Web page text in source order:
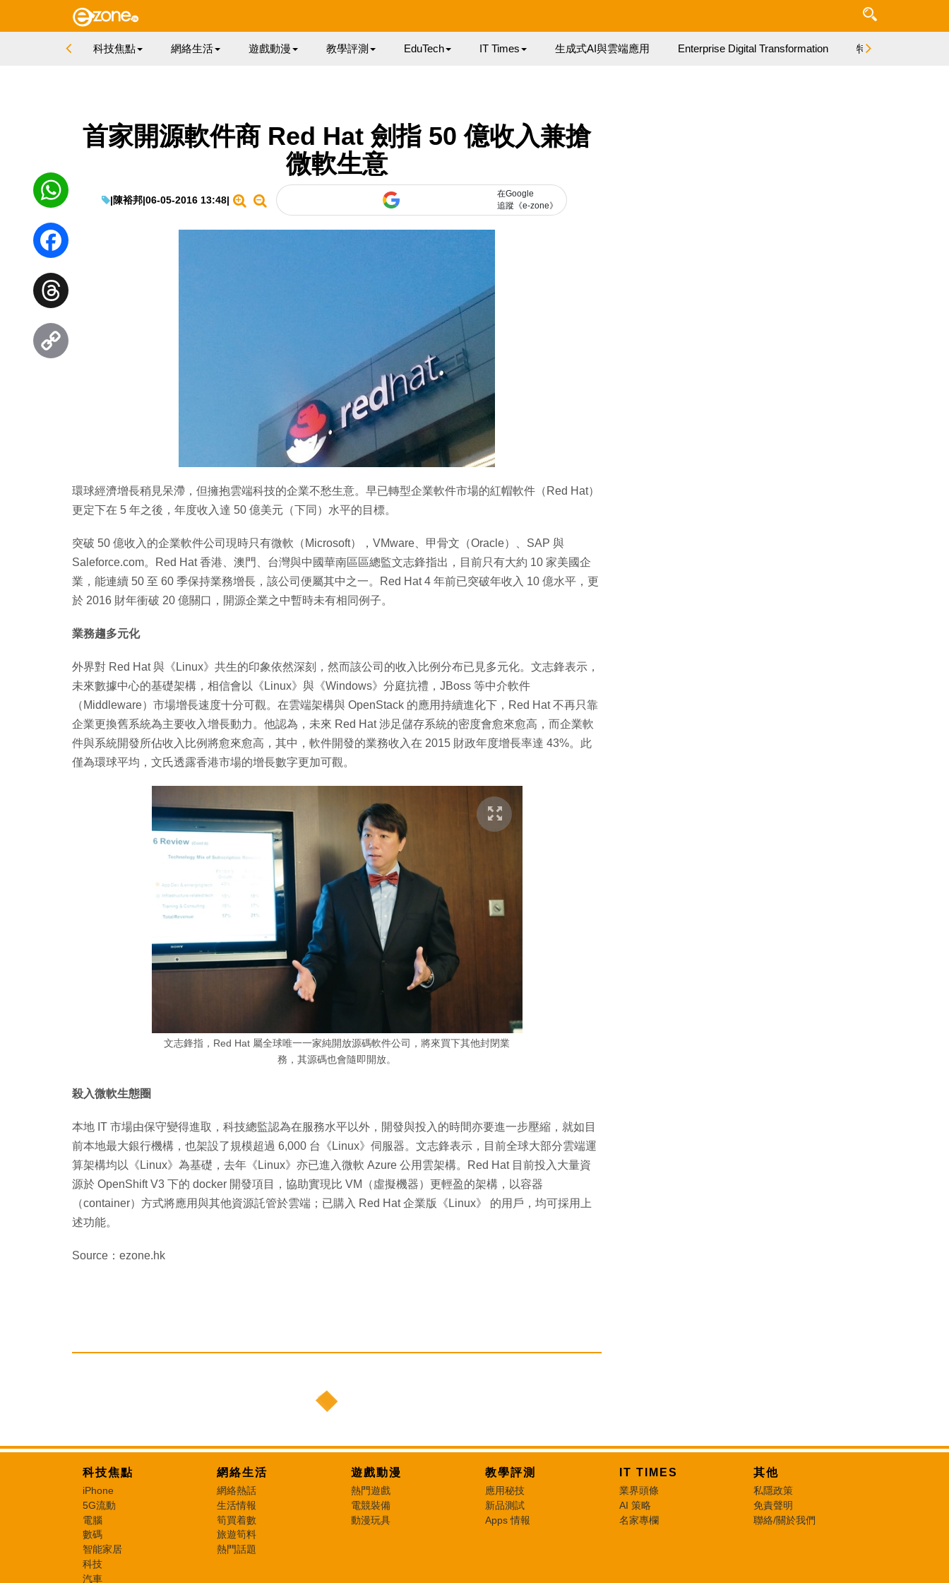
科技焦點 網絡生活 遊戲動漫 教學評測 EduTech IT Times 生成式AI與雲端應用 Enterprise Digital Transformation 特集
首家開源軟件商 Red Hat 劍指 50 億收入兼搶
微軟生意
|陳裕邦|06-05-2016 13:48|
在Google
追蹤《e-zone》
環球經濟增長稍見呆滯，但擁抱雲端科技的企業不愁生意。早已轉型企業軟件市場的紅帽軟件（Red Hat）
更定下在 5 年之後，年度收入達 50 億美元（下同）水平的目標。
突破 50 億收入的企業軟件公司現時只有微軟（Microsoft），VMware、甲骨文（Oracle）、SAP 與
Saleforce.com。Red Hat 香港、澳門、台灣與中國華南區區總監文志鋒指出，目前只有大約 10 家美國企
業，能連續 50 至 60 季保持業務增長，該公司便屬其中之一。Red Hat 4 年前已突破年收入 10 億水平，更
於 2016 財年衝破 20 億關口，開源企業之中暫時未有相同例子。
業務趨多元化
外界對 Red Hat 與《Linux》共生的印象依然深刻，然而該公司的收入比例分布已見多元化。文志鋒表示，
未來數據中心的基礎架構，相信會以《Linux》與《Windows》分庭抗禮，JBoss 等中介軟件
（Middleware）市場增長速度十分可觀。在雲端架構與 OpenStack 的應用持續進化下，Red Hat 不再只靠
企業更換舊系統為主要收入增長動力。他認為，未來 Red Hat 涉足儲存系統的密度會愈來愈高，而企業軟
件與系統開發所佔收入比例將愈來愈高，其中，軟件開發的業務收入在 2015 財政年度增長率達 43%。此
僅為環球平均，文氏透露香港市場的增長數字更加可觀。
文志鋒指，Red Hat 屬全球唯一一家純開放源碼軟件公司，將來買下其他封閉業
務，其源碼也會隨即開放。
殺入微軟生態圈
本地 IT 市場由保守變得進取，科技總監認為在服務水平以外，開發與投入的時間亦要進一步壓縮，就如目
前本地最大銀行機構，也架設了規模超過 6,000 台《Linux》伺服器。文志鋒表示，目前全球大部分雲端運
算架構均以《Linux》為基礎，去年《Linux》亦已進入微軟 Azure 公用雲架構。Red Hat 目前投入大量資
源於 OpenShift V3 下的 docker 開發項目，協助實現比 VM（虛擬機器）更輕盈的架構，以容器
（container）方式將應用與其他資源託管於雲端；已購入 Red Hat 企業版《Linux》 的用戶，均可採用上
述功能。
Source：ezone.hk
WhatsApp
Facebook
Threads
科技焦點
iPhone
5G流動
電腦
數碼
智能家居
科技
汽車
網絡生活
網絡熱話
生活情報
筍買着數
旅遊筍料
熱門話題
遊戲動漫
熱門遊戲
電競裝備
動漫玩具
教學評測
應用秘技
新品測試
Apps 情報
IT TIMES
業界頭條
AI 策略
名家專欄
其他
私隱政策
免責聲明
聯絡/關於我們